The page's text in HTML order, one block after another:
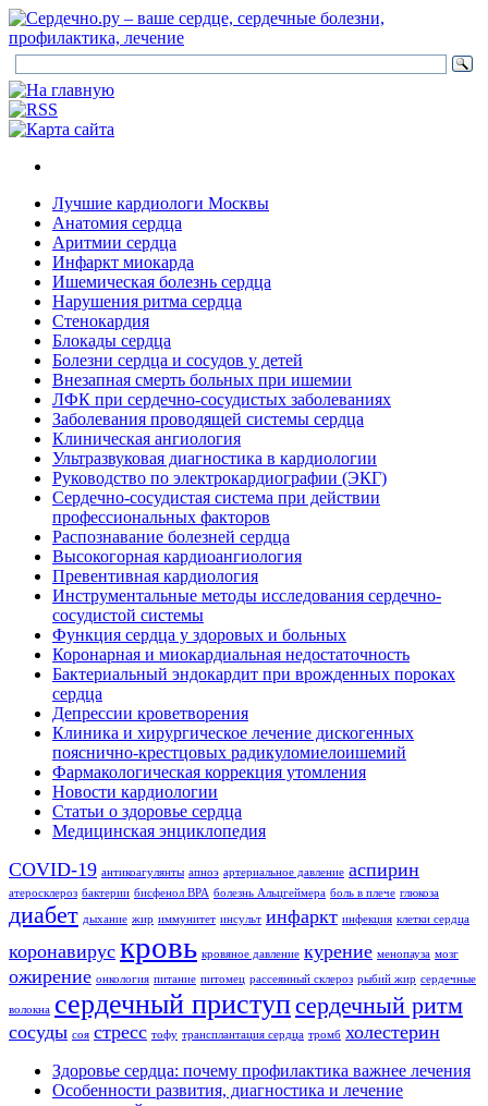
Лучшие кардиологи Москвы
Анатомия сердца
Аритмии сердца
Инфаркт миокарда
Ишемическая болезнь сердца
Нарушения ритма сердца
Стенокардия
Блокады сердца
Болезни сердца и сосудов у детей
Внезапная смерть больных при ишемии
ЛФК при сердечно-сосудистых заболеваниях
Заболевания проводящей системы сердца
Клиническая ангиология
Ультразвуковая диагностика в кардиологии
Руководство по электрокардиографии (ЭКГ)
Сердечно-сосудистая система при действии
профессиональных факторов
Распознавание болезней сердца
Высокогорная кардиоангиология
Превентивная кардиология
Инструментальные методы исследования сердечно-
сосудистой системы
Функция сердца у здоровых и больных
Коронарная и миокардиальная недостаточность
Бактериальный эндокардит при врожденных пороках
сердца
Депрессии кроветворения
Клиника и хирургическое лечение дискогенных
пояснично-крестцовых радикуломиелоишемий
Фармакологическая коррекция утомления
Новости кардиологии
Статьи о здоровье сердца
Медицинская энциклопедия
COVID-19 антикоагулянты апноэ артериальное давление аспирин
атеросклероз бактерии бисфенол BPA болезнь Альцгеймера боль в плече глюкоза
диабет дыхание жир иммунитет инсульт инфаркт инфекция клетки сердца
коронавирус кровь кровяное давление курение менопауза мозг
ожирение онкология питание питомец рассеянный склероз рыбий жир сердечные
волокна сердечный приступсердечный ритм
сосуды соя стресс тофу трансплантация сердца тромб холестерин
Здоровье сердца: почему профилактика важнее лечения
Особенности развития, диагностика и лечение